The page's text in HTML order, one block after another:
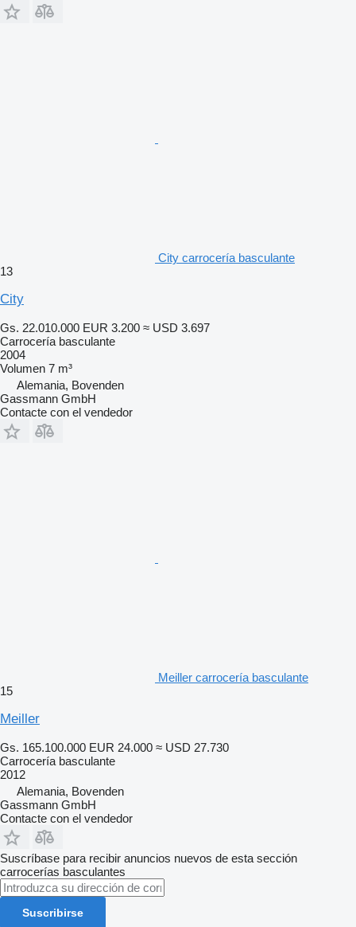
City carrocería basculante
13
City
Gs. 22.010.000 EUR 3.200 ≈ USD 3.697
Carrocería basculante
2004
Volumen 7 m³
Alemania, Bovenden
Gassmann GmbH
Contacte con el vendedor
Meiller carrocería basculante
15
Meiller
Gs. 165.100.000 EUR 24.000 ≈ USD 27.730
Carrocería basculante
2012
Alemania, Bovenden
Gassmann GmbH
Contacte con el vendedor
Suscríbase para recibir anuncios nuevos de esta sección
carrocerías basculantes
Suscribirse